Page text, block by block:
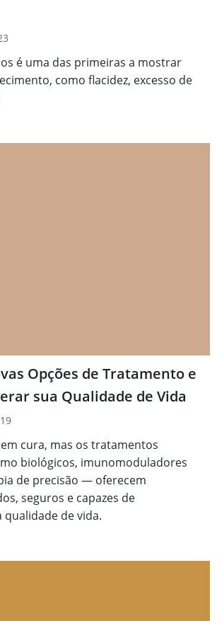
é uma das primeiras a mostrar
como flacidez, excesso de
Opções de Tratamento e
sua Qualidade de Vida
cura, mas os tratamentos
biológicos, imunomoduladores
de precisão — oferecem
seguros e capazes de
de vida.